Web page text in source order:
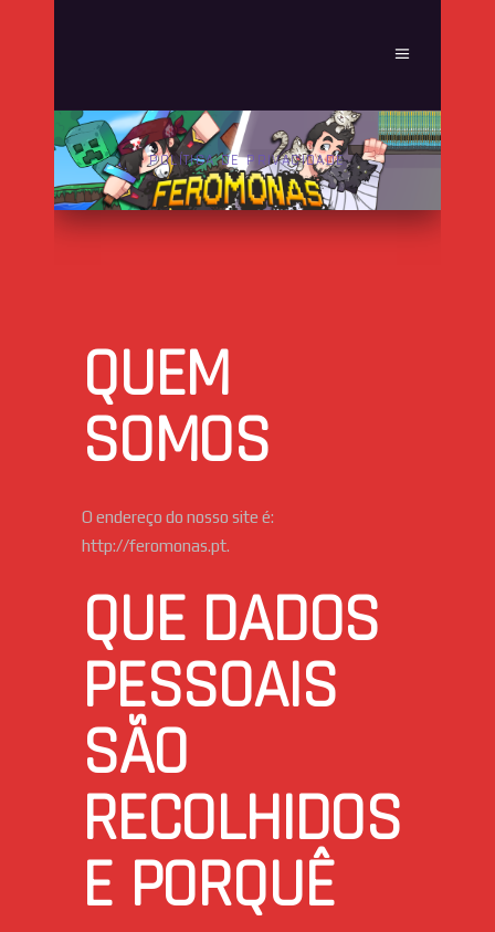
POLÍTICA DE PRIVACIDADE
QUEM
SOMOS
O endereço do nosso site é:
http://feromonas.pt.
QUE DADOS
PESSOAIS
SÃO
RECOLHIDOS
E PORQUÊ